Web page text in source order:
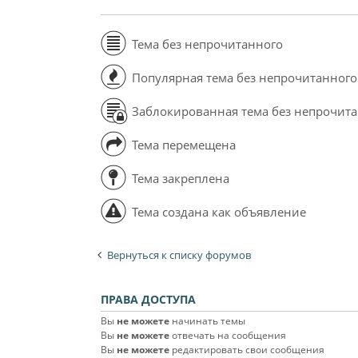
Тема без непрочитанного
Популярная тема без непрочитанного
Заблокированная тема без
Тема перемещена
Тема закреплена
Тема создана как объявление
Вернуться к списку форумов
ПРАВА ДОСТУПА
Вы не можете начинать темы
Вы не можетеотвечать на сообщения
Вы не можете редактировать свои сообщения